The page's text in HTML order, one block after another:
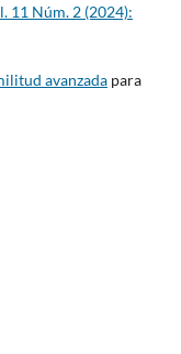
11 Núm. 2 (2024):
avanzadapara